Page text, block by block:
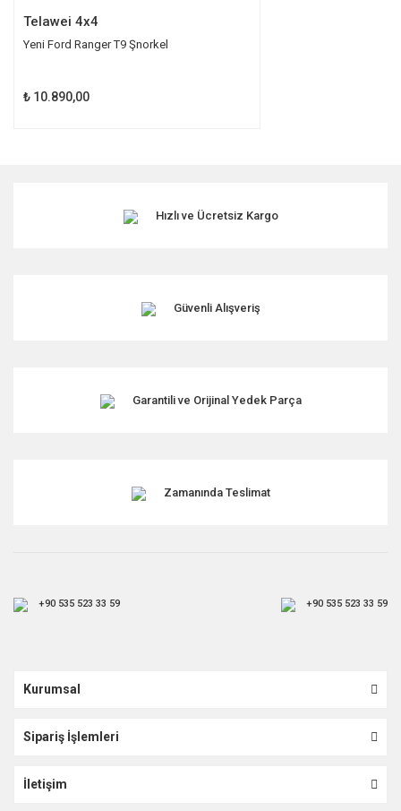
Telawei 4x4
Yeni Ford Ranger T9 Şnorkel
₺ 10.890,00
Hızlı ve Ücretsiz Kargo
Güvenli Alışveriş
Garantili ve Orijinal Yedek Parça
Zamanında Teslimat
+90 535 523 33 59 +90 535 523 33 59
Kurumsal
Sipariş İşlemleri
İletişim